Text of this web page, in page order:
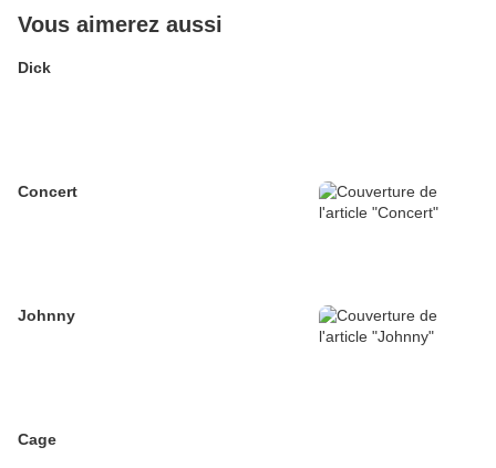
Vous aimerez aussi
Dick
Concert
Johnny
Cage